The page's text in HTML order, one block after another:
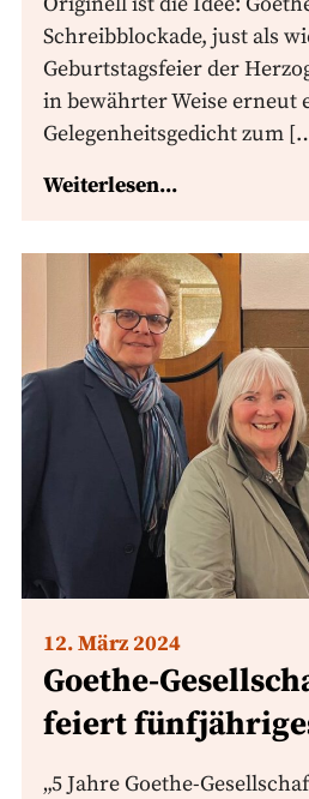
Schreibblockade, just als
Geburtstagsfeier der
in bewährter Weise erneut
Gelegenheitsgedicht zum
Weiterlesen...
12. März 2024
Goethe-
feiert
„5 Jahre Goethe-